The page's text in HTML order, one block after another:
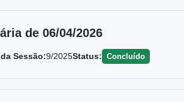
de 06/04/2026
da Sessão:9/2025Status: Concluído